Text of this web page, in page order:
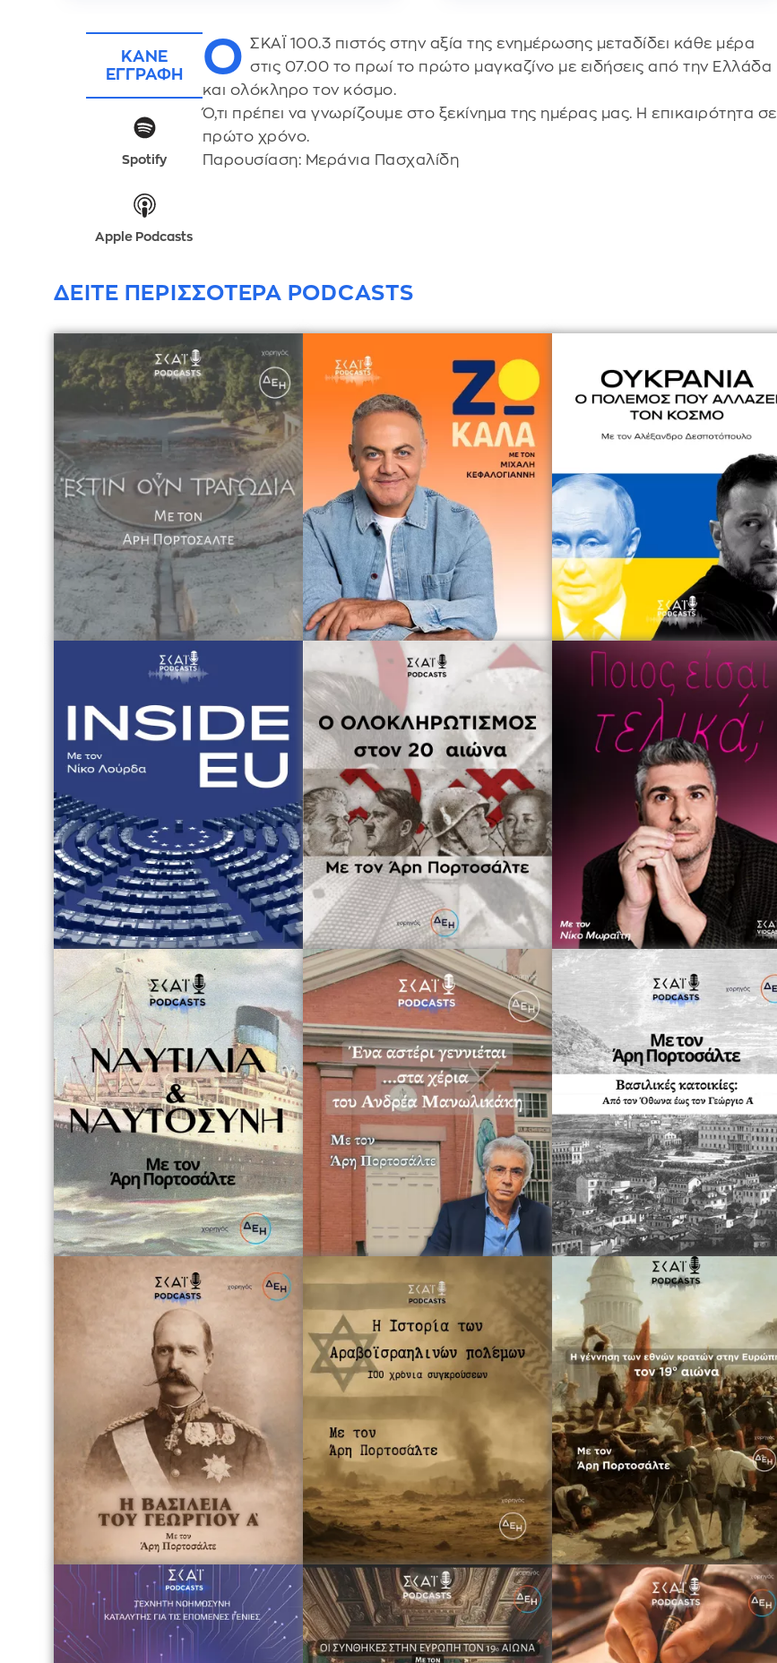
ΚΑΝΕ
ΕΓΓΡΑΦΗ
Spotify
Apple Podcasts
Ο ΣΚΑΪ 100.3 πιστός στην αξία της ενημέρωσης μεταδίδει κάθε μέρα
στις 07.00 το πρωί το πρώτο μαγκαζίνο με ειδήσεις από την Ελλάδα
και ολόκληρο τον κόσμο.
Ό,τι πρέπει να γνωρίζουμε στο ξεκίνημα της ημέρας μας. Η επικαιρότητα σε
πρώτο χρόνο.
Παρουσίαση: Μεράνια Πασχαλίδη
ΔΕΙΤΕ ΠΕΡΙΣΣΟΤΕΡΑ PODCASTS